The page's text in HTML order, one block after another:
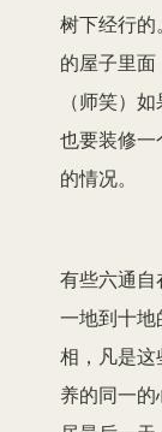
树下经行
的屋子里面
（师笑）
也要装修
的情况。
有些六通
一地到十
相，凡是
养的同一